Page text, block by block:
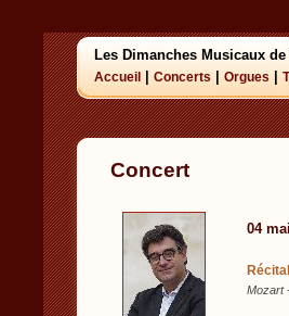
Les Dimanches Musicaux
Accueil Concerts Orgues
Concert
04
Mozart